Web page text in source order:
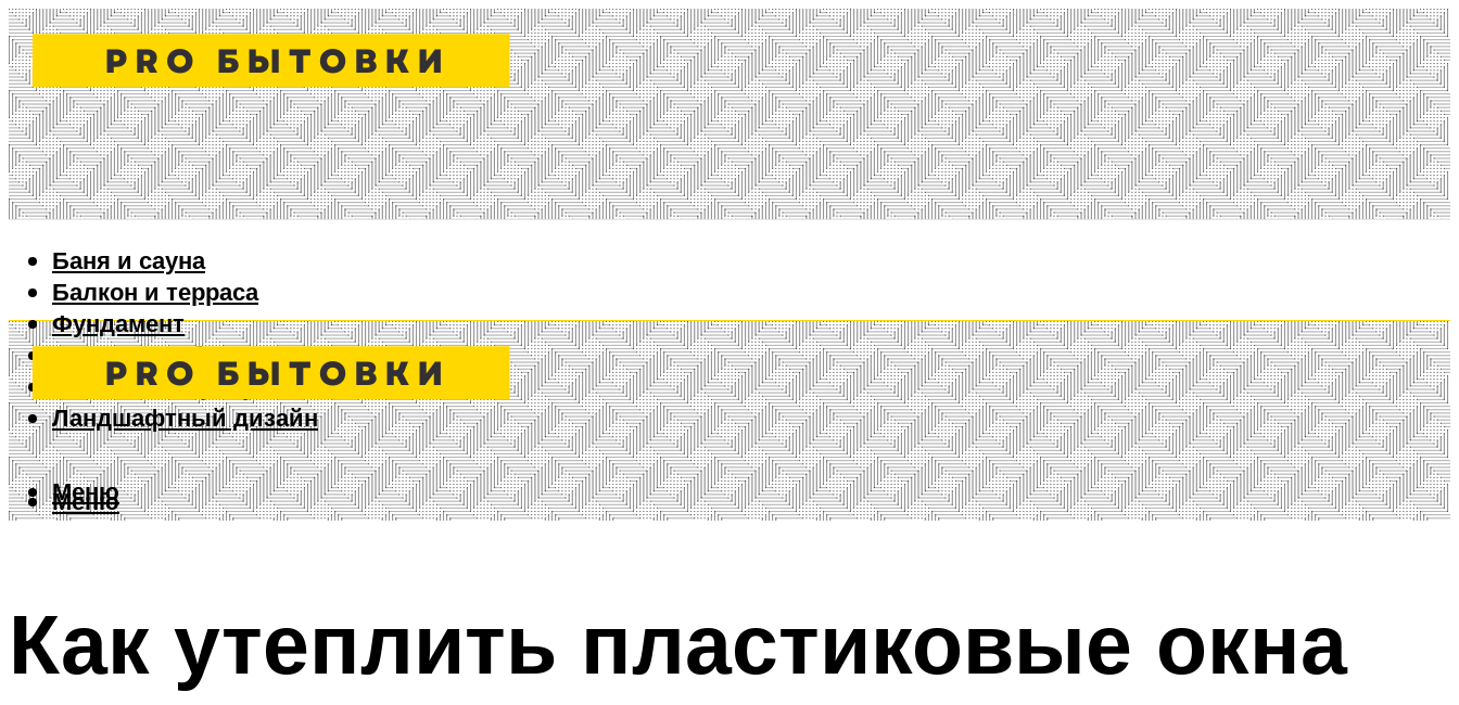
Баня и сауна
Балкон и терраса
Фундамент
Ворота и забор
Дизайн интерьера
Ландшафтный дизайн
Меню
Меню
Как утеплить пластиковые окна